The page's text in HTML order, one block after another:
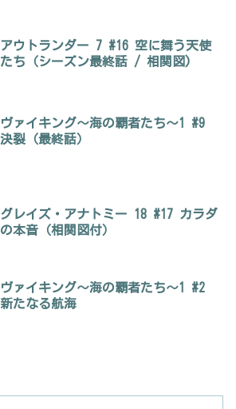
アウトランダー 7 #16 空に舞う天使
たち（シーズン最終話 / 相関図)
ヴァイキング～海の覇者たち～1 #9
決裂（最終話）
グレイズ・アナトミー 18 #17 カラダ
の本音（相関図付）
ヴァイキング～海の覇者たち～1 #2
新たなる航海